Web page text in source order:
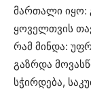
მართალი იყო:
ყოველთვის
რამ მინდა:
გაზრდა
სჭირდება,